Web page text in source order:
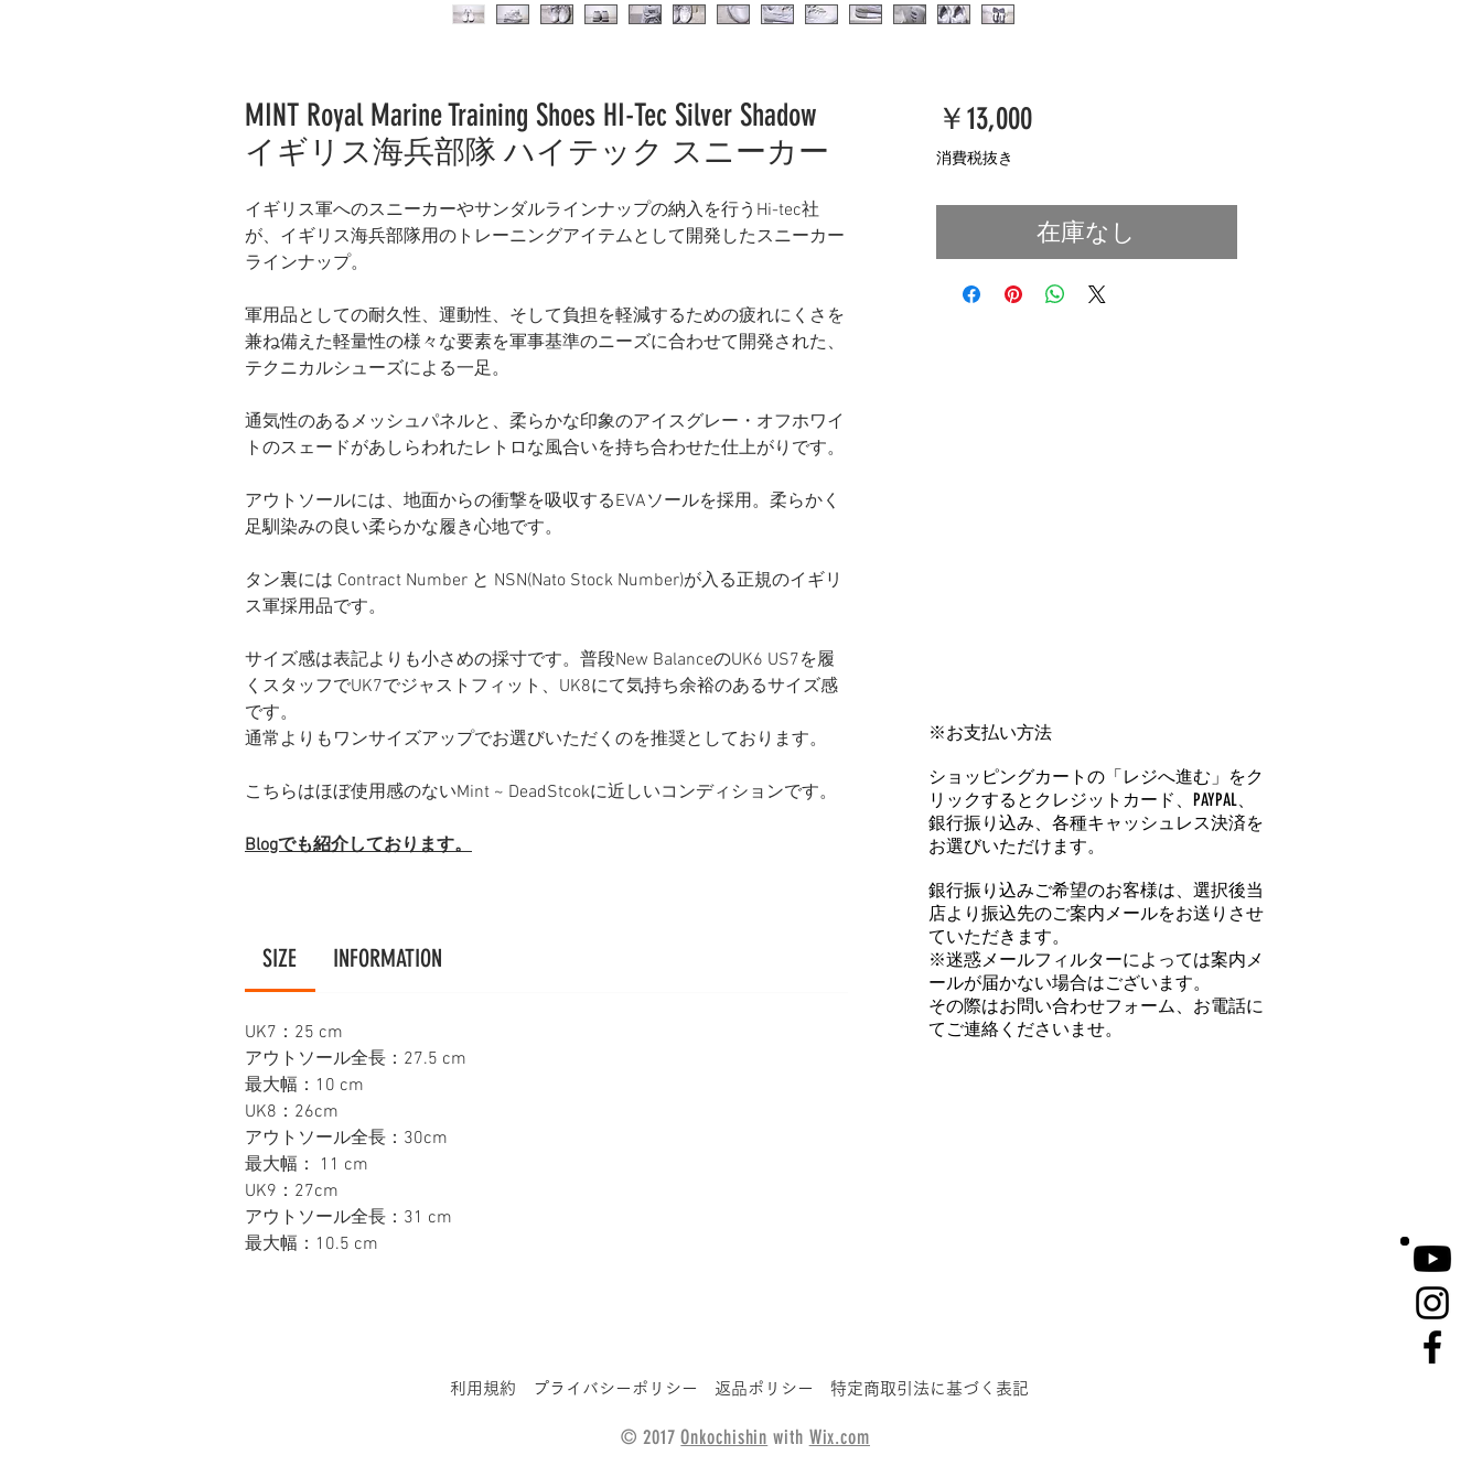
MINT Royal Marine Training Shoes HI-Tec Silver Shadow
イギリス海兵部隊 ハイテック スニーカー
イギリス軍へのスニーカーやサンダルラインナップの納入を行うHi-tec社
が、イギリス海兵部隊用のトレーニングアイテムとして開発したスニーカー
ラインナップ。
軍用品としての耐久性、運動性、そして負担を軽減するための疲れにくさを
兼ね備えた軽量性の様々な要素を軍事基準のニーズに合わせて開発された、
テクニカルシューズによる一足。
通気性のあるメッシュパネルと、柔らかな印象のアイスグレー・オフホワイ
トのスェードがあしらわれたレトロな風合いを持ち合わせた仕上がりです。
アウトソールには、地面からの衝撃を吸収するEVAソールを採用。柔らかく
足馴染みの良い柔らかな履き心地です。
タン裏には Contract Number と NSN(Nato Stock Number)が入る正規のイギリ
ス軍採用品です。
サイズ感は表記よりも小さめの採寸です。普段New BalanceのUK6 US7を履
くスタッフでUK7でジャストフィット、UK8にて気持ち余裕のあるサイズ感
です。
通常よりもワンサイズアップでお選びいただくのを推奨としております。
こちらはほぼ使用感のないMint ~ DeadStcokに近しいコンディションです。
Blogでも紹介しております。
SIZE INFORMATION
UK7：25 cm
アウトソール全長：27.5 cm
最大幅：10 cm
UK8：26cm
アウトソール全長：30cm
最大幅： 11 cm
UK9：27cm
アウトソール全長：31 cm
最大幅：10.5 cm
￥13,000価
消費税抜き
在庫なし
※お支払い方法
ショッピングカートの「レジへ進む」をク
リックするとクレジットカード、PAYPAL、
銀行振り込み、各種キャッシュレス決済を
お選びいただけます。
銀行振り込みご希望のお客様は、選択後当
店より振込先のご案内メールをお送りさせ
ていただきます。
※迷惑メールフィルターによっては案内メ
ールが届かない場合はございます。
その際はお問い合わせフォーム、お電話に
てご連絡くださいませ。
利用規約 プライバシーポリシー 返品ポリシー 特定商取引法に基づく表記
© 2017Onkochishin with Wix.com